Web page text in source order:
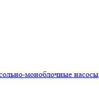
моноблочные насосы